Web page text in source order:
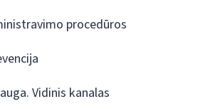
procedūros
Vidinis kanalas